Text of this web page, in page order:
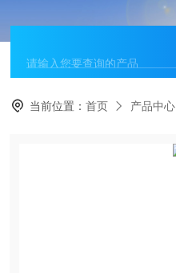
当前位置：首页 产品中心